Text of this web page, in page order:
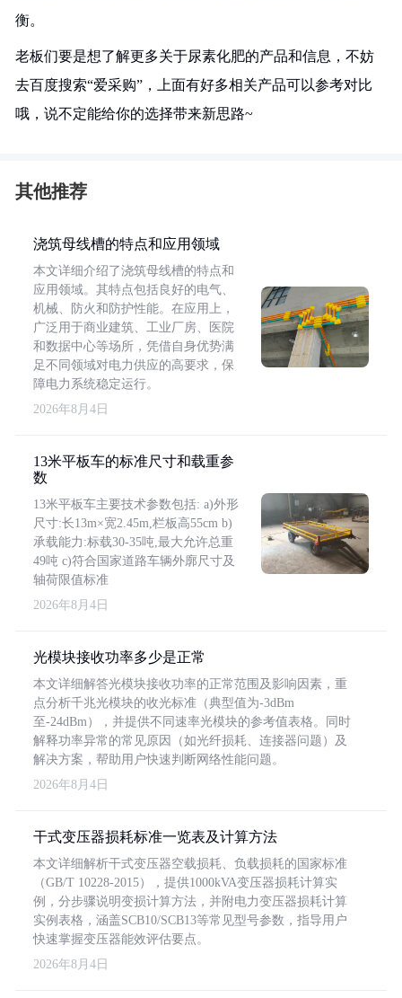
衡。
老板们要是想了解更多关于尿素化肥的产品和信息，不妨
去百度搜索“爱采购”，上面有好多相关产品可以参考对比
哦，说不定能给你的选择带来新思路~
其他推荐
浇筑母线槽的特点和应用领域
本文详细介绍了浇筑母线槽的特点和
应用领域。其特点包括良好的电气、
机械、防火和防护性能。在应用上，
广泛用于商业建筑、工业厂房、医院
和数据中心等场所，凭借自身优势满
足不同领域对电力供应的高要求，保
障电力系统稳定运行。
2026年8月4日
13米平板车的标准尺寸和载重参
数
13米平板车主要技术参数包括: a)外形
尺寸:长13m×宽2.45m,栏板高55cm b)
承载能力:标载30-35吨,最大允许总重
49吨 c)符合国家道路车辆外廓尺寸及
轴荷限值标准
2026年8月4日
光模块接收功率多少是正常
本文详细解答光模块接收功率的正常范围及影响因素，重
点分析千兆光模块的收光标准（典型值为-3dBm
至-24dBm），并提供不同速率光模块的参考值表格。同时
解释功率异常的常见原因（如光纤损耗、连接器问题）及
解决方案，帮助用户快速判断网络性能问题。
2026年8月4日
干式变压器损耗标准一览表及计算方法
本文详细解析干式变压器空载损耗、负载损耗的国家标准
（GB/T 10228-2015），提供1000kVA变压器损耗计算实
例，分步骤说明变损计算方法，并附电力变压器损耗计算
实例表格，涵盖SCB10/SCB13等常见型号参数，指导用户
快速掌握变压器能效评估要点。
2026年8月4日